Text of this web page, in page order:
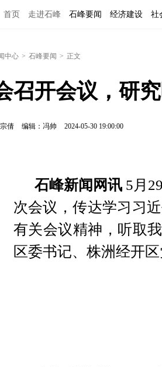
首页 走进石峰 石峰要闻 经济建设 社
中心 > 石峰要闻 > 正文
召开会议，研
倩 编辑：冯帅 2024-05-30 19:00:00
石峰新闻网讯5月
次会议，传达学习习
有关会议精神，听取
区委书记、株洲经开